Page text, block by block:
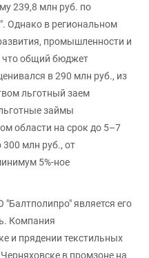
239,8 млн руб. по
Однако в региональном
промышленности и
что общий бюджет
в 290 млн руб., из
льготный заем
займы
области на срок до 5–7
300 млн руб., от
5%-ное
является его
Компания
и прядении текстильных
в промзоне на